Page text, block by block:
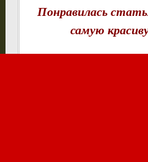
Понравилась
самую